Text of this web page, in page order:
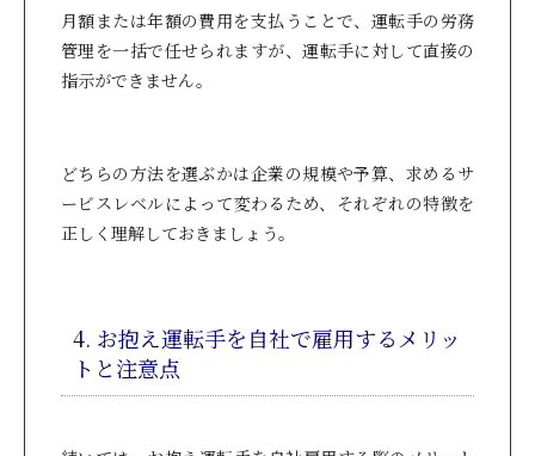
月額または年額の費用を支払うことで、運転手の労務
管理を一括で任せられますが、運転手に対して直接の
指示ができません。
どちらの方法を選ぶかは企業の規模や予算、求めるサ
ービスレベルによって変わるため、それぞれの特徴を
正しく理解しておきましょう。
4. お抱え運転手を自社で雇用するメリッ
トと注意点